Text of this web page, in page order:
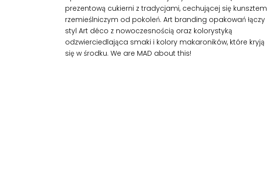
prezentową cukierni z tradycjami, cechującej się kunsztem
rzemieślniczym od pokoleń. Art branding opakowań łączy
styl Art déco z nowoczesnością oraz kolorystyką
odzwierciedlająca smaki i kolory makaroników, które kryją
się w środku. We are MAD about this!